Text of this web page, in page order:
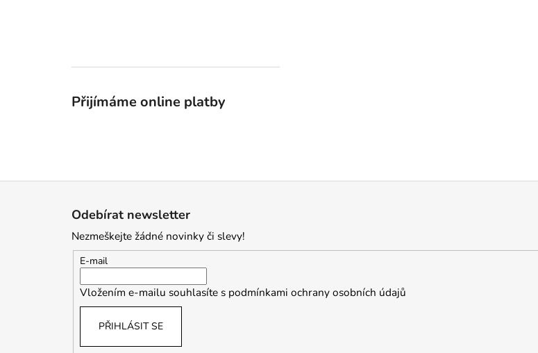
Přijímáme online platby
Odebírat newsletter
Nezmeškejte žádné novinky či slevy!
E-mail
Vložením e-mailu souhlasíte s podmínkami ochrany osobních údajů
PŘIHLÁSIT SE